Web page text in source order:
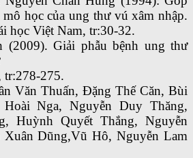
học của ung thư vú xâm nhập.
học Việt Nam, tr:30-32.
(2009). Giải phẫu bệnh ung thư
tr:278-275.
Văn Thuấn, Đặng Thế Căn, Bùi
Nga, Nguyễn Duy Thăng,
Huỳnh Quyết Thắng, Nguyễn
Xuân Dũng,Vũ Hô, Nguyễn Lam